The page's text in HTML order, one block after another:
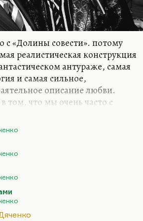
с «Долины совести». потому
реалистическая конструкция
антураже, самая
и самая сильное,
описание любви.
том, что мы очень часто с
иногда –
Это такие формы абьюза. Они
тонко плетут эту сеть,
бессознательно. И вот вы уже
можете сделать и шага. Это
или созависимость.
(Сережа был
психолог) замечательно